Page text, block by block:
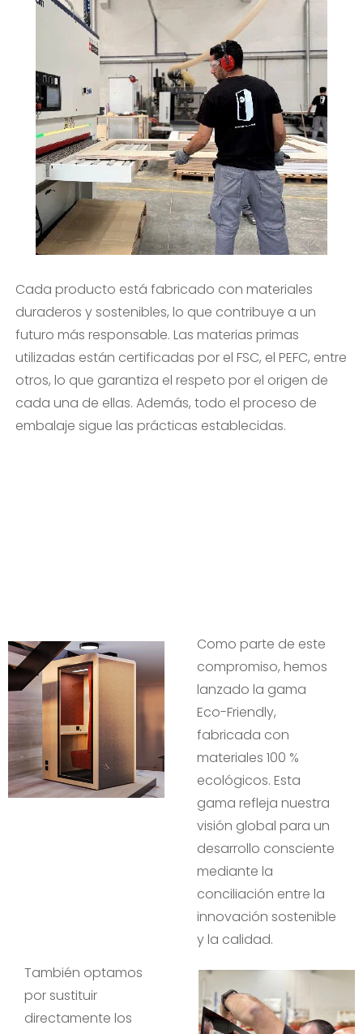
Cada producto está fabricado con materiales
duraderos y sostenibles, lo que contribuye a un
futuro más responsable. Las materias primas
utilizadas están certificadas por el FSC, el PEFC, entre
otros, lo que garantiza el respeto por el origen de
cada una de ellas. Además, todo el proceso de
embalaje sigue las prácticas establecidas.
Como parte de este
compromiso, hemos
lanzado la gama
Eco-Friendly,
fabricada con
materiales 100 %
ecológicos. Esta
gama refleja nuestra
visión global para un
desarrollo consciente
mediante la
conciliación entre la
innovación sostenible
y la calidad.
También optamos
por sustituir
directamente los